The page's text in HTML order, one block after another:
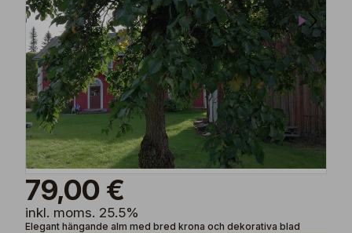
79,00 €
inkl. moms. 25.5%
Elegant hängande alm med bred krona och dekorativa blad